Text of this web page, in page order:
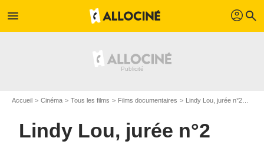
menu profil search
Accueil Cinéma Tous les films Films documentaires Lindy Lou, jurée n°2
Lindy Lou, jurée n°2